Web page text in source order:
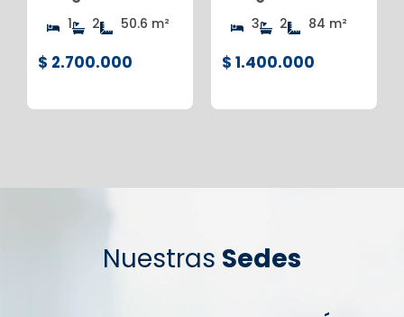
1 2 50.6 m²
$ 2.700.000
3 2 84 m²
$ 1.400.000
Nuestras Sedes